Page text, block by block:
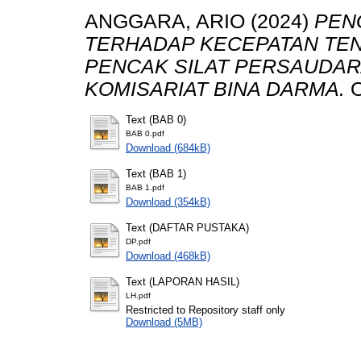
ANGGARA, ARIO (2024)
TERHADAP KECEPATAN
PENCAK SILAT
KOMISARIAT BINA DARMA.
Text (BAB 0)
BAB 0.pdf
Download (684kB)
Text (BAB 1)
BAB 1.pdf
Download (354kB)
Text (DAFTAR PUSTAKA)
DP.pdf
Download (468kB)
Text (LAPORAN HASIL)
LH.pdf
Restricted to Repository staff only
Download (5MB)